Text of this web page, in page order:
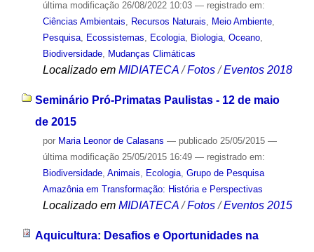
última modificação26/08/2022 10:03 — registrado em:
Ciências Ambientais, Recursos Naturais, Meio Ambiente,
Pesquisa, Ecossistemas, Ecologia, Biologia, Oceano,
Biodiversidade, Mudanças Climáticas
Localizado em MIDIATECA /Fotos /Eventos 2018
Seminário Pró-Primatas Paulistas - 12 de maio
de 2015
por Maria Leonor de Calasans — publicado25/05/2015 —
última modificação25/05/2015 16:49 — registrado em:
Biodiversidade, Animais, Ecologia, Grupo de Pesquisa
Amazônia em Transformação: História e Perspectivas
Localizado em MIDIATECA /Fotos /Eventos 2015
Aquicultura: Desafios e Oportunidades na